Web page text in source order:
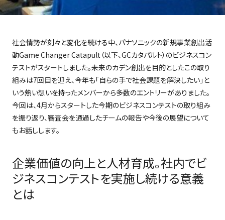
社会情勢が刻々と変化を続ける中、パナソニックの新規事業創出活
動Game Changer Catapult（以下、GCカタパルト）のビジネスコン
テストがスタートしました。未来のカデン創出を目的としたこの取り
組みは7回目を迎え、今年も「自らの手で社会課題を解決したい」と
いう熱い想いを持ったメンバーから多数のエントリーがありました。
今回は、4月からスタートした今期のビジネスコンテストの取り組み
を振り返り、審査会を通過したチームの報告や今後の展望について
もお話しします。
企業価値の向上と人材育成。社内でビ
ジネスコンテストを実施し続ける意義
とは